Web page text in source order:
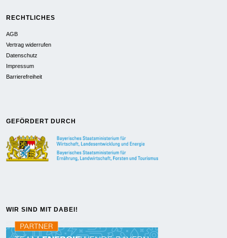
RECHTLICHES
AGB
Vertrag widerrufen
Datenschutz
Impressum
Barrierefreiheit
GEFÖRDERT DURCH
WIR SIND MIT DABEI!